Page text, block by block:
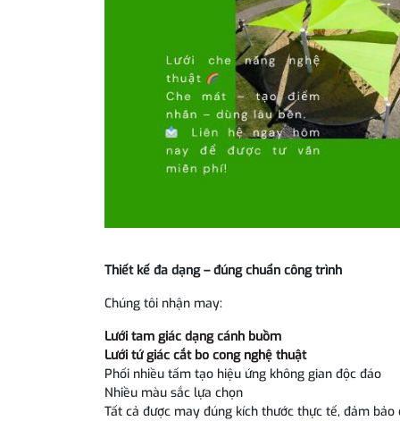
Thiết kế đa dạng – đúng chuẩn công trình
Chúng tôi nhận may:
Lưới tam giác dạng cánh buồm
Lưới tứ giác cắt bo cong nghệ thuật
Phối nhiều tấm tạo hiệu ứng không gian độc đáo
Nhiều màu sắc lựa chọn
Tất cả được may đúng kích thước thực tế, đảm